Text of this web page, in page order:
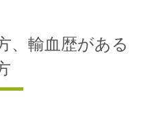
、輸血歴がある